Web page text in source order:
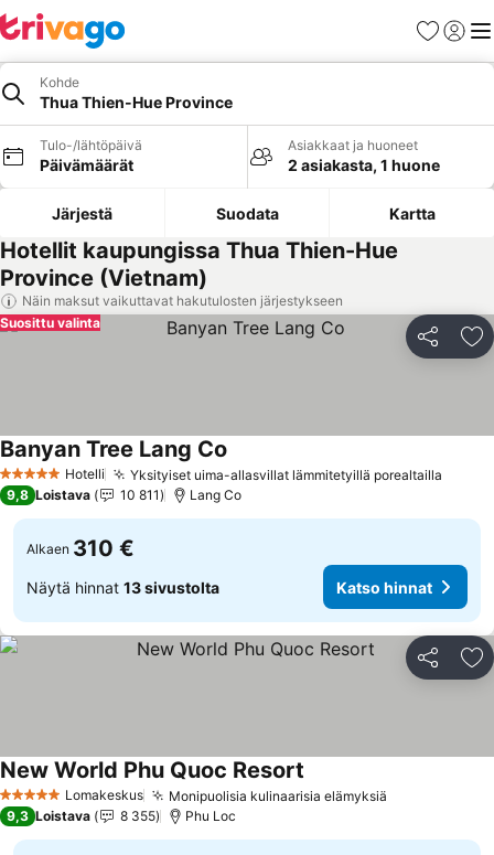
Suosikit
Kohde
Thua Thien-Hue Province
Tulo-/lähtöpäivä
Päivämäärät
Asiakkaat ja huoneet
2 asiakasta, 1 huone
Järjestä Suodata Kartta
Hotellit kaupungissa Thua Thien-Hue
Province (Vietnam)
Näin maksut vaikuttavat hakutulosten järjestykseen
Jaa
Suosittu valinta
5 Tähtiluokitus
Hotelli Yksityiset uima-allasvillat lämmitetyillä porealtailla
Banyan Tree Lang Co
9,8 Loistava 10 811 Lang Co
Alkaen 310 €
Näytä hinnat 13 sivustolta Katso hinnat
Jaa
5 TähtiluokitusLomakeskus Monipuolisia kulinaarisia elämyksiä
New World Phu Quoc Resort
9,3 Loistava 8 355 Phu Loc